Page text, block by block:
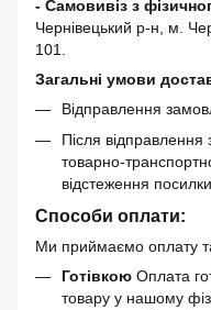
- Самовивіз з
Чернівецький р-н, м.
101.
Загальні умови
Відправлення
Після
товарно-
відстеження
Способи оплати:
Ми приймаємо оплату
Готівкою Оплата
товару у нашому